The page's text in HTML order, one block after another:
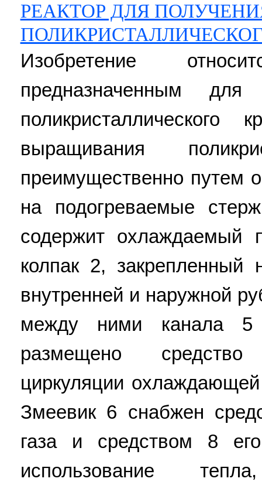
РЕАКТОР ДЛЯ
Изобретение
предназначенным
выращивания
преимущественно путем
на подогреваемые
содержит охлаждаемый
колпак 2, закрепленный
внутренней и наружной
между ними канала 5
размещено
циркуляции
Змеевик 6 снабжен
газа и средством 8
использование